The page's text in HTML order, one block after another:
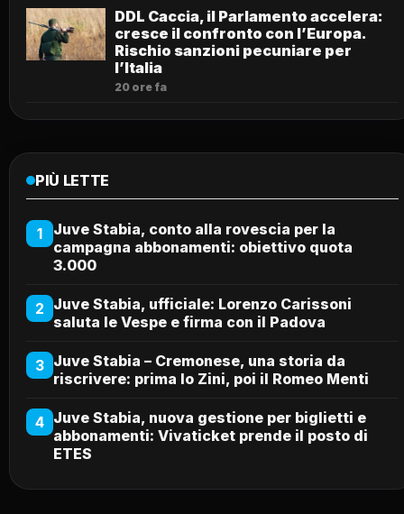
DDL Caccia, il Parlamento accelera:
cresce il confronto con l’Europa.
Rischio sanzioni pecuniare per
l’Italia
20 ore fa
PIÙ LETTE
1
Juve Stabia, conto alla rovescia per la
campagna abbonamenti: obiettivo quota
3.000
2 Juve Stabia, ufficiale: Lorenzo Carissoni
saluta le Vespe e firma con il Padova
3 Juve Stabia – Cremonese, una storia da
riscrivere: prima lo Zini, poi il Romeo Menti
4 Juve Stabia, nuova gestione per biglietti e
abbonamenti: Vivaticket prende il posto di
ETES